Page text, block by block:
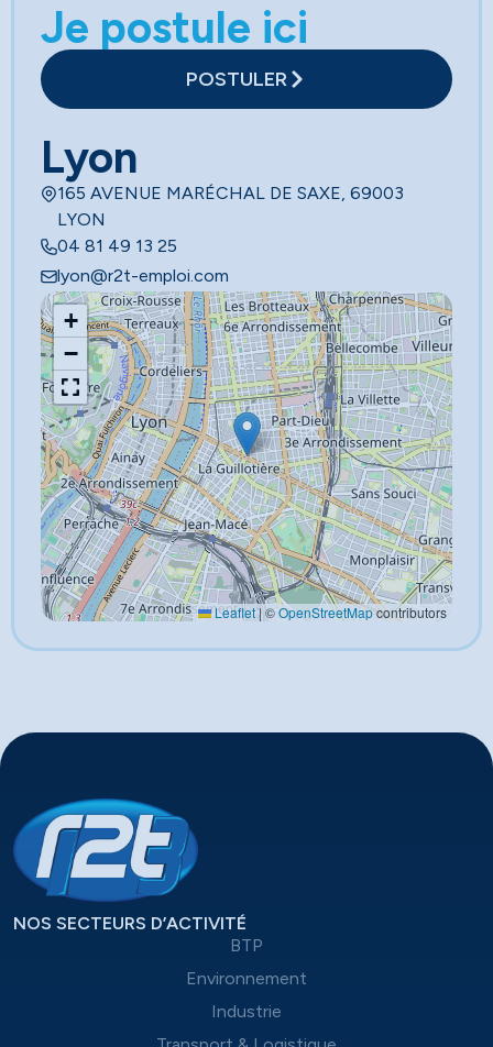
Je postule ici
POSTULER
Lyon
165 AVENUE MARÉCHAL DE SAXE, 69003
LYON
04 81 49 13 25
lyon@r2t-emploi.com
+
−
Leaflet |©OpenStreetMapcontributors
NOS SECTEURS D’ACTIVITÉ
BTP
Environnement
Industrie